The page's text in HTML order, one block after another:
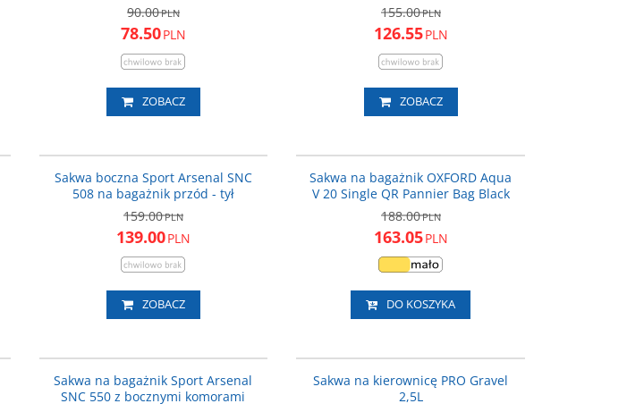
90.00PLN
78.50PLN
ZOBACZ
155.00PLN
126.55PLN
ZOBACZ
Sakwa boczna Sport Arsenal SNC
508 na bagażnik przód - tył
159.00PLN
139.00PLN
ZOBACZ
Sakwa na bagażnik OXFORD Aqua
V 20 Single QR Pannier Bag Black
188.00PLN
163.05PLN
DO KOSZYKA
Sakwa na bagażnik Sport Arsenal
SNC 550 z bocznymi komorami
Sakwa na kierownicę PRO Gravel
2,5L